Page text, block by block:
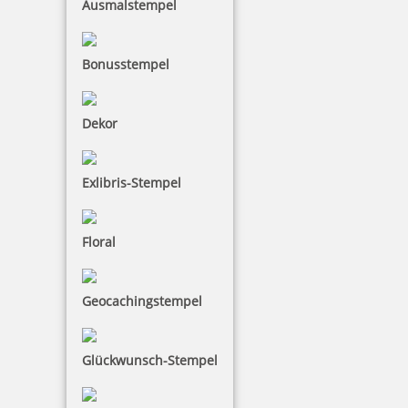
Ausmalstempel
Bonusstempel
Dekor
Exlibris-Stempel
Floral
Geocachingstempel
Glückwunsch-Stempel